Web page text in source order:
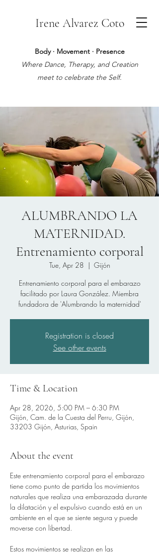
Irene Alvarez Coto
Body · Movement · Presence
Where Dance, Therapy, and Creation
meet to celebrate the Self.
ALUMBRANDO LA
MATERNIDAD.
Entrenamiento corporal
Tue, Apr 28
  |
Gijón
Entrenamiento corporal para el embarazo
facilitado por Laura González. Miembra
fundadora de 'Alumbrando la maternidad'
Registration is closed
See other events
Time & Location
Apr 28, 2026, 5:00 PM – 6:30 PM
Gijón, Cam. de la Cuesta del Perru, Gijón,
33203 Gijón, Asturias, Spain
About the event
Este entrenamiento corporal para el embarazo
tiene como punto de partida los movimientos
naturales que realiza una embarazada durante
la dilatación y el expulsivo cuando está en un
ambiente en el que se siente segura y puede
moverse con libertad.
Estos movimientos se realizan en las